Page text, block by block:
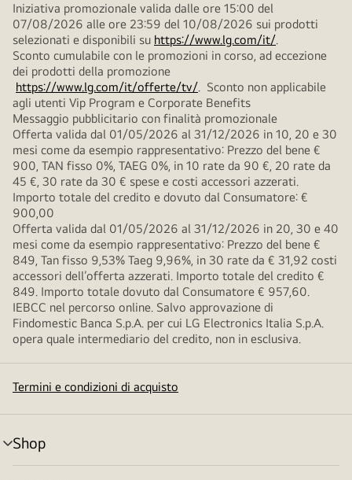
Iniziativa promozionale valida dalle ore 15:00 del
07/08/2026 alle ore 23:59 del 10/08/2026 sui prodotti
selezionati e disponibili su https://www.lg.com/it/.
Sconto cumulabile con le promozioni in corso, ad eccezione
dei prodotti della promozione
https://www.lg.com/it/offerte/tv/. Sconto non applicabile
agli utenti Vip Program e Corporate Benefits
Messaggio pubblicitario con finalità promozionale
Offerta valida dal 01/05/2026 al 31/12/2026 in 10, 20 e 30
mesi come da esempio rappresentativo: Prezzo del bene €
900, TAN fisso 0%, TAEG 0%, in 10 rate da 90 €, 20 rate da
45 €, 30 rate da 30 € spese e costi accessori azzerati.
Importo totale del credito e dovuto dal Consumatore: €
900,00
Offerta valida dal 01/05/2026 al 31/12/2026 in 20, 30 e 40
mesi come da esempio rappresentativo: Prezzo del bene €
849, Tan fisso 9,53% Taeg 9,96%, in 30 rate da € 31,92 costi
accessori dell’offerta azzerati. Importo totale del credito €
849. Importo totale dovuto dal Consumatore € 957,60.
IEBCC nel percorso online. Salvo approvazione di
Findomestic Banca S.p.A. per cui LG Electronics Italia S.p.A.
opera quale intermediario del credito, non in esclusiva.
Termini e condizioni di acquisto
Shop
Attivazione
menu